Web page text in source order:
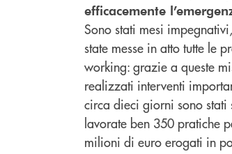
efficacemente
Sono stati mesi
state messe in atto tutte le
working: grazie a queste
realizzati interventi
circa dieci giorni sono
lavorate ben 350 pratiche
milioni di euro erogati in